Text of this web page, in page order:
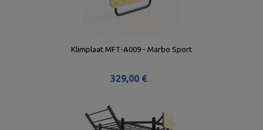
Klimplaat MFT-A009 - Marbo Sport
329,00 €